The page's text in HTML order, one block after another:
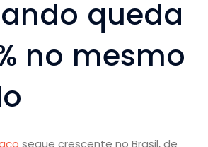
queda
no mesmo
segue crescente no Brasil, de